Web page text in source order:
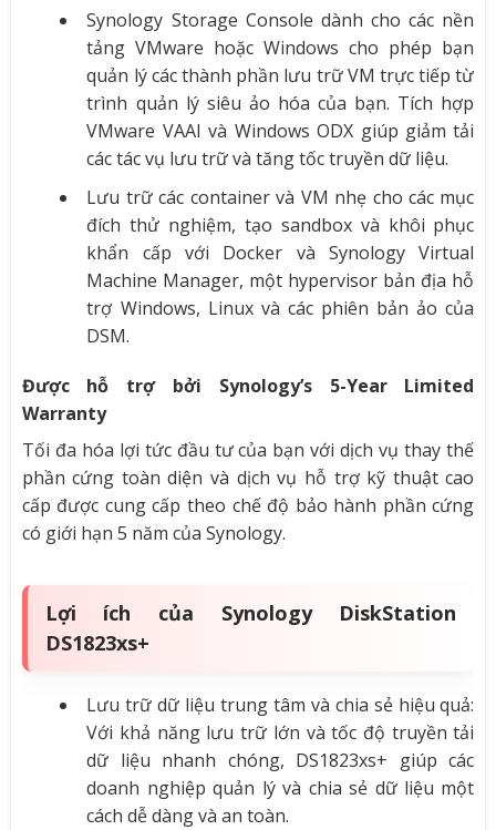
Synology Storage Console dành cho các nền
tảng VMware hoặc Windows cho phép bạn
quản lý các thành phần lưu trữ VM trực tiếp từ
trình quản lý siêu ảo hóa của bạn. Tích hợp
VMware VAAI và Windows ODX giúp giảm tải
các tác vụ lưu trữ và tăng tốc truyền dữ liệu.
Lưu trữ các container và VM nhẹ cho các mục
đích thử nghiệm, tạo sandbox và khôi phục
khẩn cấp với Docker và Synology Virtual
Machine Manager, một hypervisor bản địa hỗ
trợ Windows, Linux và các phiên bản ảo của
DSM.
Được hỗ trợ bởi Synology’s 5-Year Limited
Warranty
Tối đa hóa lợi tức đầu tư của bạn với dịch vụ thay thế
phần cứng toàn diện và dịch vụ hỗ trợ kỹ thuật cao
cấp được cung cấp theo chế độ bảo hành phần cứng
có giới hạn 5 năm của Synology.
Lợi ích của Synology DiskStation
DS1823xs+
Lưu trữ dữ liệu trung tâm và chia sẻ hiệu quả:
Với khả năng lưu trữ lớn và tốc độ truyền tải
dữ liệu nhanh chóng, DS1823xs+ giúp các
doanh nghiệp quản lý và chia sẻ dữ liệu một
cách dễ dàng và an toàn.